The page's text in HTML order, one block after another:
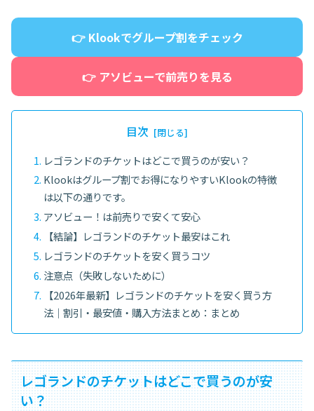
👉 Klookでグループ割をチェック
👉 アソビューで前売りを見る
目次
レゴランドのチケットはどこで買うのが安い？
Klookはグループ割でお得になりやすいKlookの特徴
は以下の通りです。
アソビュー！は前売りで安くて安心
【結論】レゴランドのチケット最安はこれ
レゴランドのチケットを安く買うコツ
注意点（失敗しないために）
【2026年最新】レゴランドのチケットを安く買う方
法｜割引・最安値・購入方法まとめ：まとめ
レゴランドのチケットはどこで買うのが安
い？